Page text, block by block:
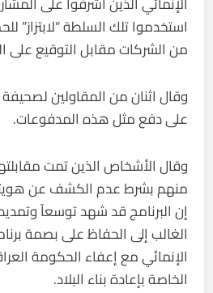
استخدموا تلك السلطة “لابتزاز”
من الشركات مقابل التوقيع على
وقال اثنان من المقاولين لصحيفة
على دفع مثل هذه المدفوعات.
وقال الأشخاص الذين تمت
منهم بشرط عدم الكشف عن
إن البرنامج قد شهد توسعاً
الغالب إلى الحفاظ على بصمة
الإنمائي مع إعفاء الحكومة
الخاصة بإعادة بناء البلاد.